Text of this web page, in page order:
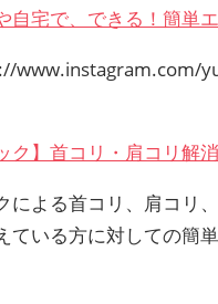
自宅で、できる！簡単
www.instagram.com/
ク】首コリ・肩コリ解
による首コリ、肩コリ
ている方に対しての簡